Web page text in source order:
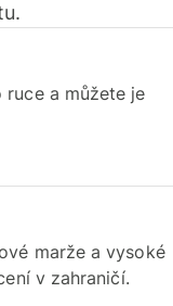
a můžete je
marže a vysoké
v zahraničí.